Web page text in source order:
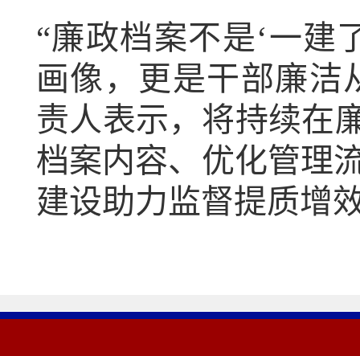
“廉政档案不是‘一建
画像，更是干部廉洁
责人表示，将持续在
档案内容、优化管理
建设助力监督提质增